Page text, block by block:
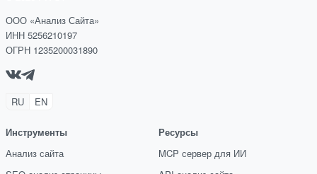
ООО «Анализ Сайта»
ИНН 5256210197
ОГРН 1235200031890
RU EN
Инструменты
Анализ сайта
Ресурсы
MCP сервер для ИИ